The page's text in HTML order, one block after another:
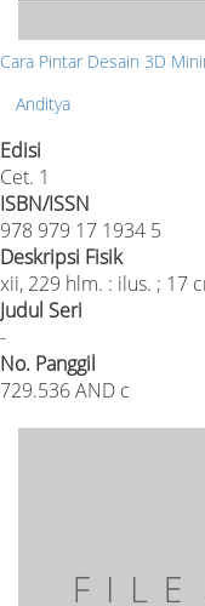
Cara Pintar Desain 3D
Anditya
Edisi
Cet. 1
ISBN/ISSN
978 979 17 1934 5
Deskripsi Fisik
xii, 229 hlm. : ilus. ; 17
Judul Seri
-
No. Panggil
729.536 AND c